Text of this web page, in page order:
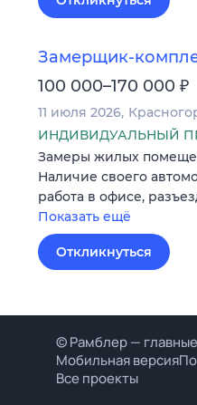
Замерщик-
100 000–170 000 ₽
11 июля 2026
ИНДИВИДУАЛЬНЫЙ
Замеры жилых
Наличие своего
работа в офисе,
Показать ещё
Откликнуться
© Рамблер —
Мобильная версия
Все проекты